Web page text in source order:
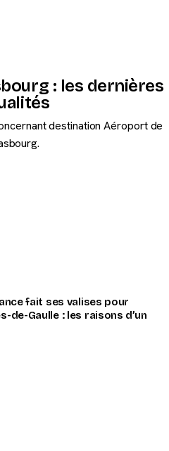
: les dernières
destination Aéroport de
fait ses valises pour
de-Gaulle : les raisons d’un